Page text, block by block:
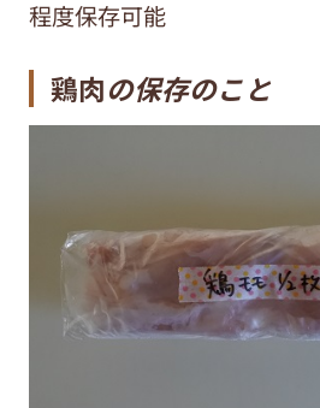
程度保存可能
鶏肉の保存のこと